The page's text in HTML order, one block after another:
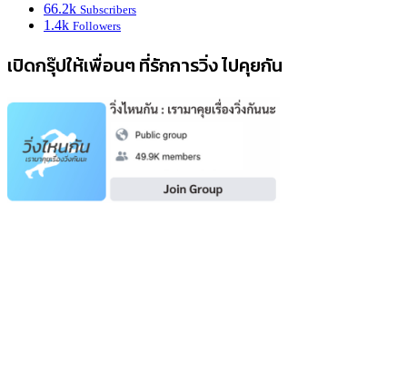
66.2k Subscribers
1.4k Followers
เปิดกรุ๊ปให้เพื่อนๆ ที่รักการวิ่ง ไปคุยกัน